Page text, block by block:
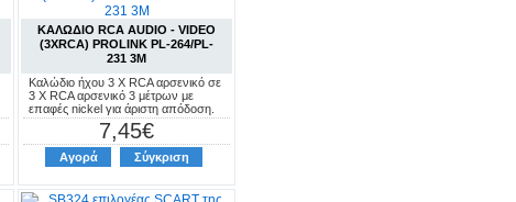
ΚΑΛΩΔΙΟ RCA AUDIO - VIDEO
(3XRCA) PROLINK PL-264/PL-
231 3M
Καλώδιο ήχου 3 X RCA αρσενικό σε
3 X RCA αρσενικό 3 μέτρων με
επαφές nickel για άριστη απόδοση.
7,45€
Αγορά Σύγκριση